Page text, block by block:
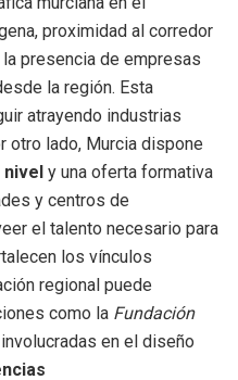
proximidad al corredor
presencia de empresas
la región. Esta
atrayendo industrias
otro lado, Murcia dispone
y una oferta formativa
y centros de
el talento necesario para
los vínculos
regional puede
como la Fundación
en el diseño